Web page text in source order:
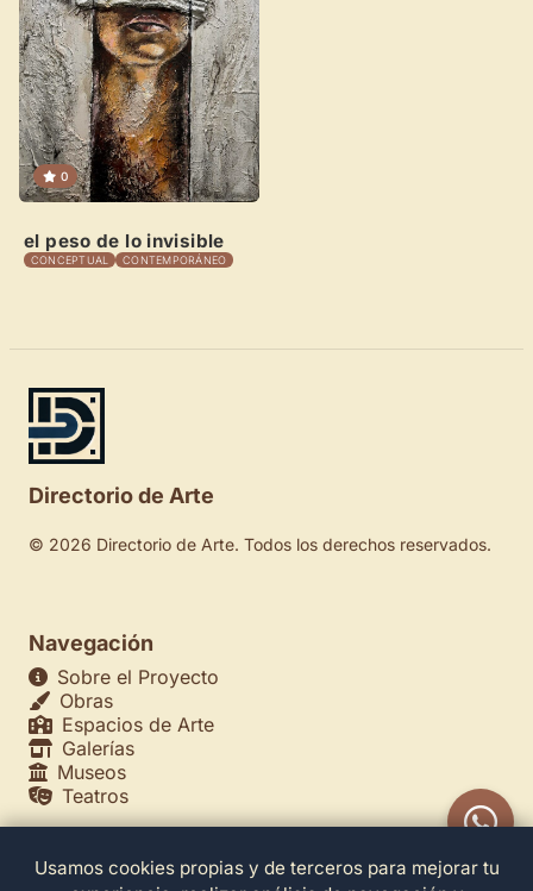
0
el peso de lo invisible
CONCEPTUAL CONTEMPORÁNEO
Directorio de Arte
© 2026 Directorio de Arte. Todos los derechos reservados.
Navegación
Sobre el Proyecto
Obras
Espacios de Arte
Galerías
Museos
Teatros
Legales
Usamos cookies propias y de terceros para mejorar tu